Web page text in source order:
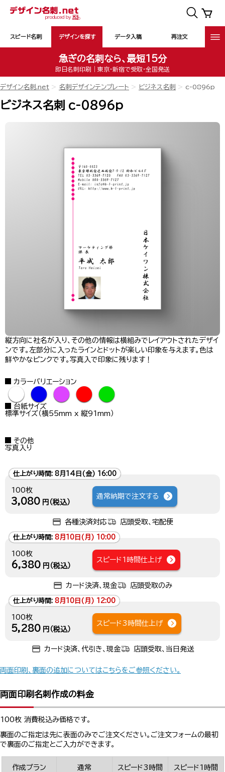
スピード名刺 デザインを探す データ入稿 再注文
急ぎの名刺なら、最短15分
即日名刺印刷｜東京・新宿で受取・全国発送
デザイン名刺.net 名刺デザインテンプレート ビジネス名刺 c-0896p
ビジネス名刺 c-0896p
縦方向に社名が入り、その他の情報は横組みでレイアウトされたデザイ
ンです。左部分に入ったラインとドットが楽しい印象を与えます。色は
鮮やかなピンクです。写真入で印象に残ります！
カラーバリエーション
● ● ● ● ●
台紙サイズ
標準サイズ（横55mm x 縦91mm）
その他
写真入り
仕上がり時間: 8月14日(金) 16:00
100枚
3,080 円（税込）
通常納期で注文する
各種決済対応 店頭受取、宅配便
仕上がり時間: 8月10日(月) 10:00
100枚
6,380 円（税込）
スピード1時間仕上げ
カード決済、現金 店頭受取のみ
仕上がり時間: 8月10日(月) 12:00
100枚
5,280 円（税込）
スピード3時間仕上げ
カード決済、代引き、現金 店頭受取、当日発送
両面印刷、裏面の追加についてはこちらをご参照ください。
両面印刷名刺作成の料金
100枚 消費税込み価格です。
裏面のご指定は先に表面のみでご注文ください。ご注文フォームの最初
で裏面のご指定とご入力ができます。
作成プラン 通常 スピード3時間 スピード1時間